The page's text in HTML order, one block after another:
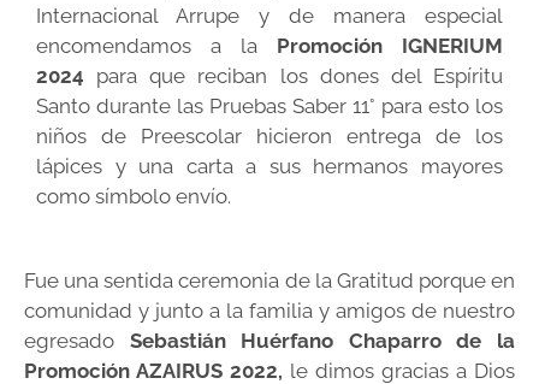
Internacional Arrupe y de manera especial
encomendamos a la Promoción IGNERIUM
2024 para que reciban los dones del Espíritu
Santo durante las Pruebas Saber 11° para esto los
niños de Preescolar hicieron entrega de los
lápices y una carta a sus hermanos mayores
como símbolo envío.
Fue una sentida ceremonia de la Gratitud porque en
comunidad y junto a la familia y amigos de nuestro
egresado Sebastián Huérfano Chaparro de la
Promoción AZAIRUS 2022, le dimos gracias a Dios